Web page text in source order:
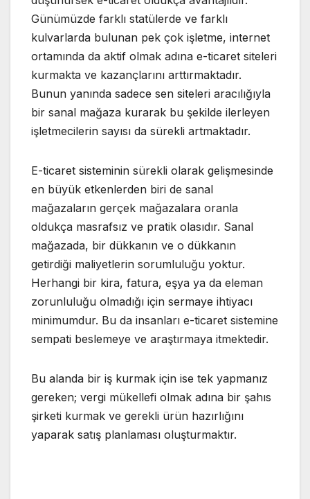
Günümüzde farklı statülerde ve farklı
kulvarlarda bulunan pek çok işletme, internet
ortamında da aktif olmak adına e-ticaret siteleri
kurmakta ve kazançlarını arttırmaktadır.
Bunun yanında sadece sen siteleri aracılığıyla
bir sanal mağaza kurarak bu şekilde ilerleyen
işletmecilerin sayısı da sürekli artmaktadır.
E-ticaret sisteminin sürekli olarak gelişmesinde
en büyük etkenlerden biri de sanal
mağazaların gerçek mağazalara oranla
oldukça masrafsız ve pratik olasıdır. Sanal
mağazada, bir dükkanın ve o dükkanın
getirdiği maliyetlerin sorumluluğu yoktur.
Herhangi bir kira, fatura, eşya ya da eleman
zorunluluğu olmadığı için sermaye ihtiyacı
minimumdur. Bu da insanları e-ticaret sistemine
sempati beslemeye ve araştırmaya itmektedir.
Bu alanda bir iş kurmak için ise tek yapmanız
gereken; vergi mükellefi olmak adına bir şahıs
şirketi kurmak ve gerekli ürün hazırlığını
yaparak satış planlaması oluşturmaktır.